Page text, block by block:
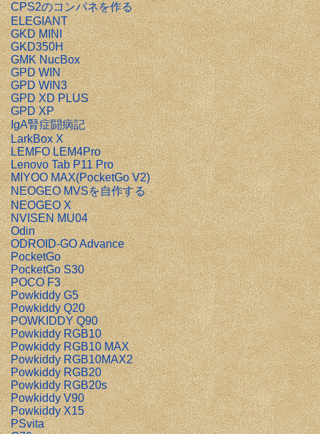
CPS2のコンパネを作る
ELEGIANT
GKD MINI
GKD350H
GMK NucBox
GPD WIN
GPD WIN3
GPD XD PLUS
GPD XP
IgA腎症闘病記
LarkBox X
LEMFO LEM4Pro
Lenovo Tab P11 Pro
MIYOO MAX(PocketGo V2)
NEOGEO MVSを自作する
NEOGEO X
NVISEN MU04
Odin
ODROID-GO Advance
PocketGo
PocketGo S30
POCO F3
Powkiddy G5
Powkiddy Q20
POWKIDDY Q90
Powkiddy RGB10
Powkiddy RGB10 MAX
Powkiddy RGB10MAX2
Powkiddy RGB20
Powkiddy RGB20s
Powkiddy V90
Powkiddy X15
PSvita